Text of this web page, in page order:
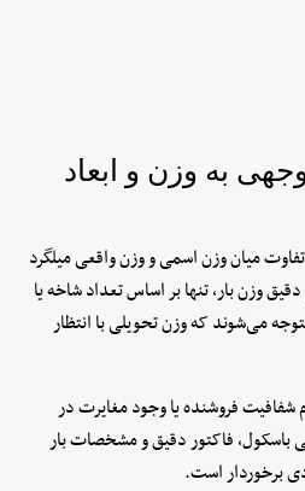
به وزن و ابعاد
میان وزن اسمی و وزن واقعی میلگرد
وزن بار، تنها بر اساس تعداد شاخه یا
می‌شوند که وزن تحویلی با انتظار
شفافیت فروشنده یا وجود مغایرت در
باسکول، فاکتور دقیق و مشخصات بار
برخوردار است.